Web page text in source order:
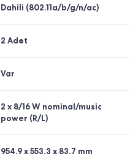
Dahili (802.11a/b/g/n/ac)
2 Adet
Var
2 x 8/16 W nominal/music
power (R/L)
954.9 x 553.3 x 83.7 mm